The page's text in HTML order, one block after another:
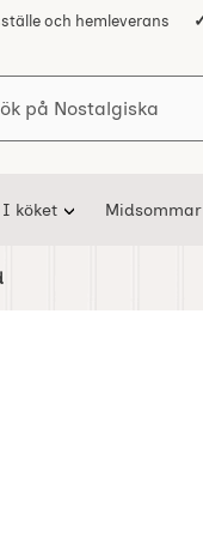
och hemleverans
I köket Midsommar